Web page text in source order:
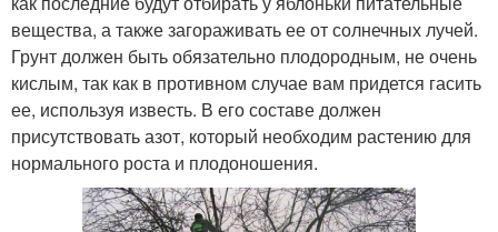
вещества, а также загораживать ее от солнечных лучей.
Грунт должен быть обязательно плодородным, не очень
кислым, так как в противном случае вам придется гасить
ее, используя известь. В его составе должен
присутствовать азот, который необходим растению для
нормального роста и плодоношения.